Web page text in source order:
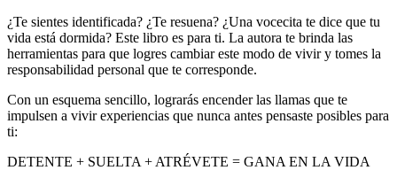
¿Te sientes identificada? ¿Te resuena? ¿Una vocecita te dice que tu
vida está dormida? Este libro es para ti. La autora te brinda las
herramientas para que logres cambiar este modo de vivir y tomes la
responsabilidad personal que te corresponde.
Con un esquema sencillo, lograrás encender las llamas que te
impulsen a vivir experiencias que nunca antes pensaste posibles para
ti:
DETENTE + SUELTA + ATRÉVETE = GANA EN LA VIDA